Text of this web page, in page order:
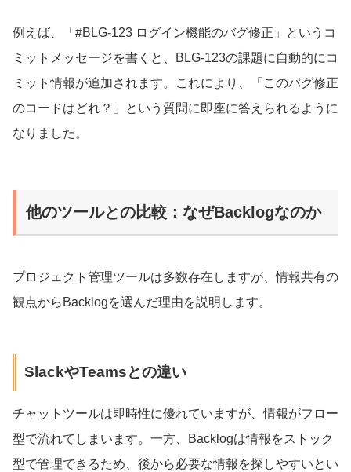
例えば、「#BLG-123 ログイン機能のバグ修正」というコ
ミットメッセージを書くと、BLG-123の課題に自動的にコ
ミット情報が追加されます。これにより、「このバグ修正
のコードはどれ？」という質問に即座に答えられるように
なりました。
他のツールとの比較：なぜBacklogなのか
プロジェクト管理ツールは多数存在しますが、情報共有の
観点からBacklogを選んだ理由を説明します。
SlackやTeamsとの違い
チャットツールは即時性に優れていますが、情報がフロー
型で流れてしまいます。一方、Backlogは情報をストック
型で管理できるため、後から必要な情報を探しやすいとい